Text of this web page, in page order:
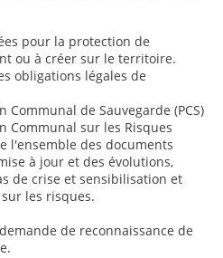
pour la protection de
ou à créer sur le territoire.
obligations légales de
de Sauvegarde (PCS)
Communal sur les Risques
l'ensemble des documents
à jour et des évolutions,
de crise et sensibilisation et
les risques.
de reconnaissance de